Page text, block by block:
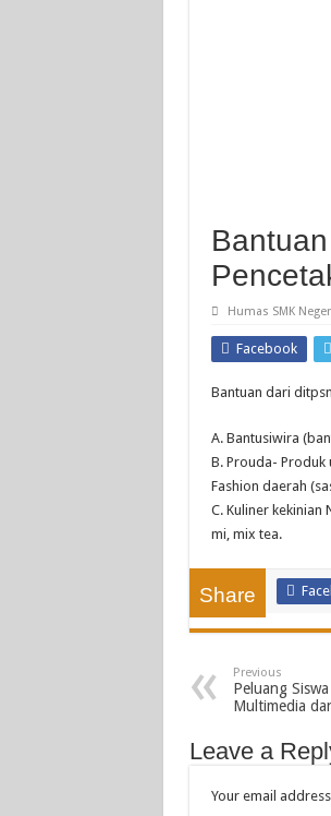
Humas SMK
Facebook
Bantuan dari
A. Bantusiwira
B. Prouda-
Fashion daerah
C. Kuliner
mi, mix tea.
Share
Previous
Peluang
Multimedia
Leave a
Your email